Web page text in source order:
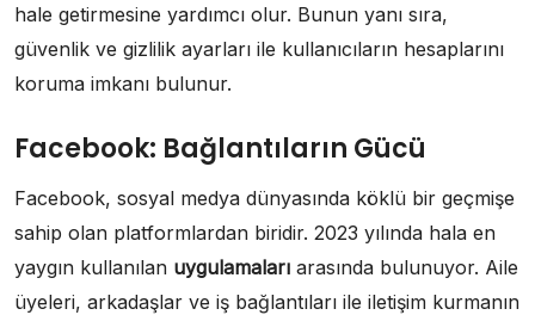
hale getirmesine yardımcı olur. Bunun yanı sıra,
güvenlik ve gizlilik ayarları ile kullanıcıların hesaplarını
koruma imkanı bulunur.
Facebook: Bağlantıların Gücü
Facebook, sosyal medya dünyasında köklü bir geçmişe
sahip olan platformlardan biridir. 2023 yılında hala en
yaygın kullanılan uygulamaları arasında bulunuyor. Aile
üyeleri, arkadaşlar ve iş bağlantıları ile iletişim kurmanın